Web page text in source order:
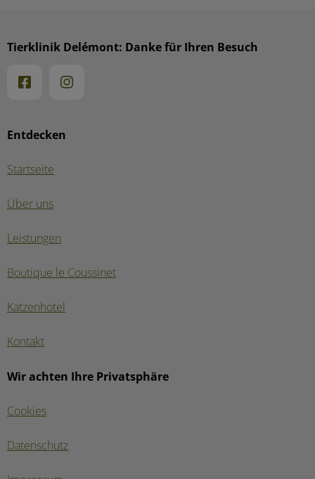
Entdecken
Startseite
Über uns
Leistungen
Boutique le Coussinet
Katzenhotel
Kontakt
Wir achten Ihre Privatsphäre
Cookies
Datenschutz
Tierklinik Delémont: Danke für Ihren Besuch